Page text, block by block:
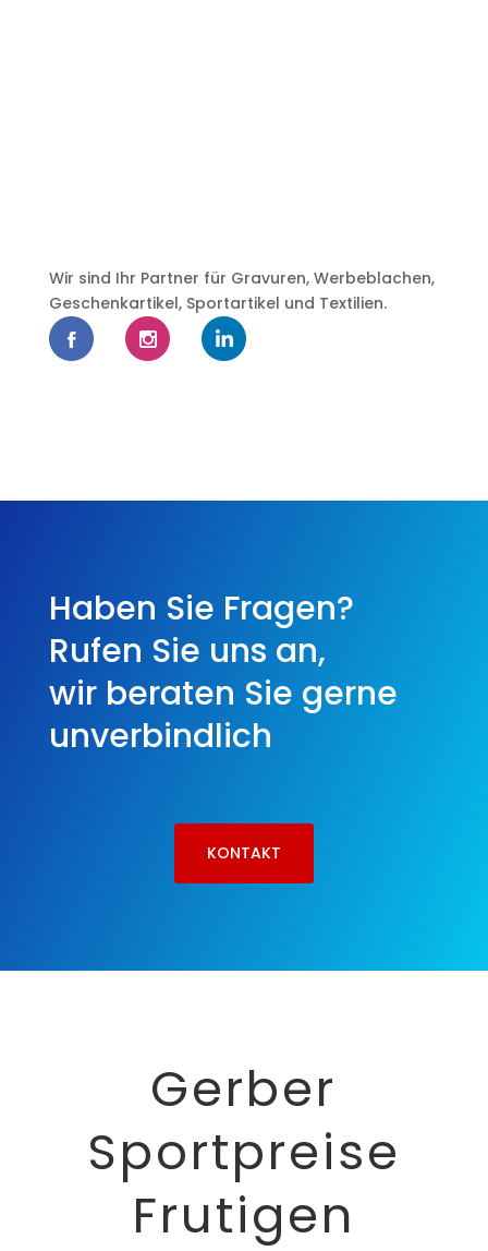
Wir sind Ihr Partner für Gravuren, Werbeblachen,
Geschenkartikel, Sportartikel und Textilien.
Haben Sie Fragen?
Rufen Sie uns an,
wir beraten Sie gerne
unverbindlich
KONTAKT
Gerber
Sportpreise
Frutigen